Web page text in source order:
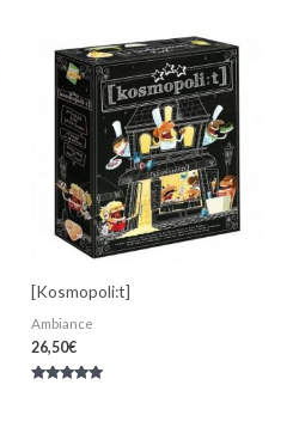
[Kosmopoli:t]
Ambiance
26,50€